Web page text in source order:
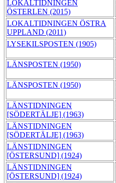
LOKALTIDNINGEN
ÖSTERLEN (2015)
LOKALTIDNINGEN ÖSTRA
UPPLAND (2011)
LYSEKILSPOSTEN (1905)
LÄNSPOSTEN (1950)
LÄNSPOSTEN (1950)
LÄNSTIDNINGEN
[SÖDERTÄLJE] (1963)
LÄNSTIDNINGEN
[SÖDERTÄLJE] (1963)
LÄNSTIDNINGEN
[ÖSTERSUND] (1924)
LÄNSTIDNINGEN
[ÖSTERSUND] (1924)